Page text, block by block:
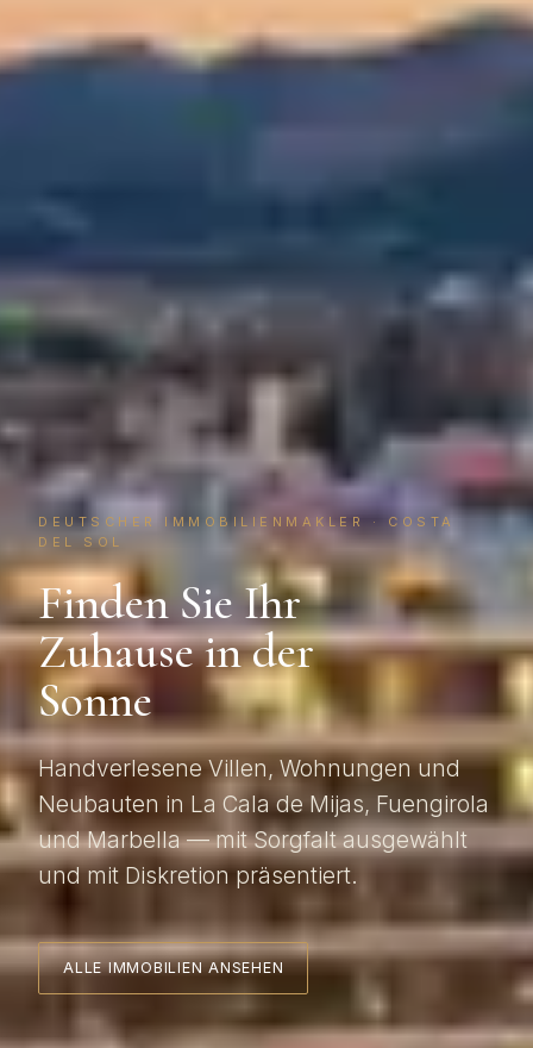
DEUTSCHER IMMOBILIENMAKLER · COSTA
DEL SOL
Finden Sie Ihr
Zuhause in der
Sonne
Handverlesene Villen, Wohnungen und
Neubauten in La Cala de Mijas, Fuengirola
und Marbella — mit Sorgfalt ausgewählt
und mit Diskretion präsentiert.
ALLE IMMOBILIEN ANSEHEN